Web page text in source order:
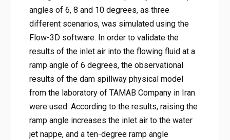
angles of 6, 8 and 10 degrees, as three
different scenarios, was simulated using the
Flow-3D software. In order to validate the
results of the inlet air into the flowing fluid at a
ramp angle of 6 degrees, the observational
results of the dam spillway physical model
from the laboratory of TAMAB Company in Iran
were used. According to the results, raising the
ramp angle increases the inlet air to the water
jet nappe, and a ten-degree ramp angle